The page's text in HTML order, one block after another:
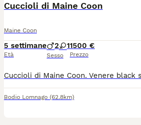
Cuccioli di Maine Coon
Maine Coon
5 settimane
Età
2 1
Sesso
1500 €
Prezzo
Bodio Lomnago (62.8km)